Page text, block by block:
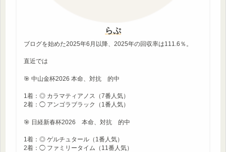
らぷ
ブログを始めた2025年6月以降、2025年の回収率は111.6％。
直近では
🎯 中山金杯2026 本命、対抗 的中
1着：◎ カラマティアノス（7番人気）
2着：◯ アンゴラブラック（1番人気）
🎯 日経新春杯2026 本命、対抗 的中
1着：◎ ゲルチュタール（1番人気）
2着：◯ ファミリータイム（11番人気）